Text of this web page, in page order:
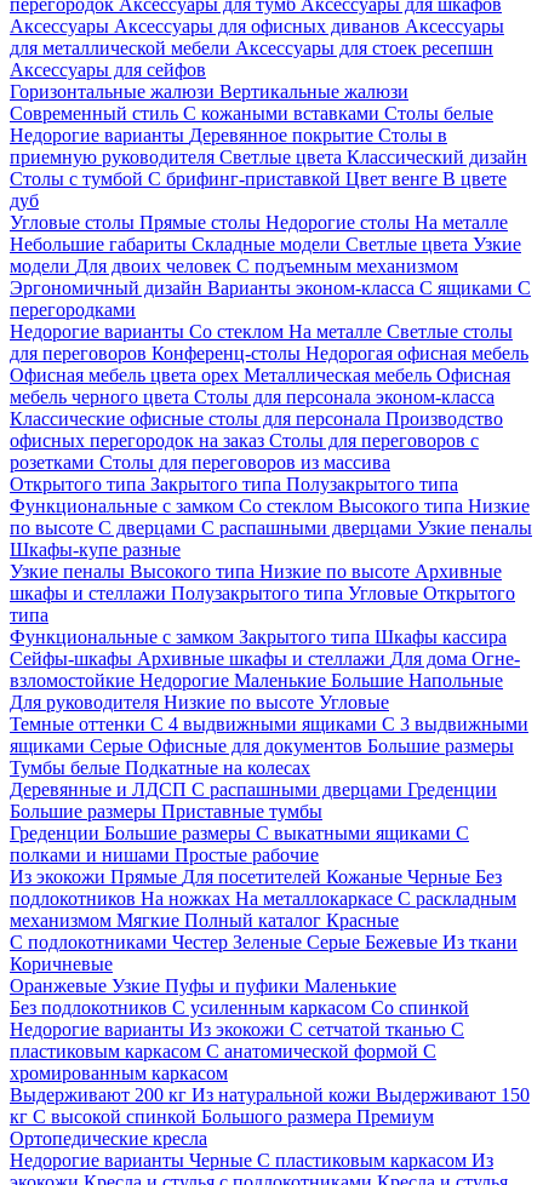
перегородок Аксессуары для тумб Аксессуары для шкафов
Аксессуары Аксессуары для офисных диванов Аксессуары
для металлической мебели Аксессуары для стоек ресепшн
Аксессуары для сейфов
Горизонтальные жалюзи Вертикальные жалюзи
Современный стиль С кожаными вставками Столы белые
Недорогие варианты Деревянное покрытие Столы в
приемную руководителя Светлые цвета Классический дизайн
Столы с тумбой С брифинг-приставкой Цвет венге В цвете
дуб
Угловые столы Прямые столы Недорогие столы На металле
Небольшие габариты Складные модели Светлые цвета Узкие
модели Для двоих человек С подъемным механизмом
Эргономичный дизайн Варианты эконом-класса С ящиками С
перегородками
Недорогие варианты Со стеклом На металле Светлые столы
для переговоров Конференц-столы Недорогая офисная мебель
Офисная мебель цвета орех Металлическая мебель Офисная
мебель черного цвета Столы для персонала эконом-класса
Классические офисные столы для персонала Производство
офисных перегородок на заказ Столы для переговоров с
розетками Столы для переговоров из массива
Открытого типа Закрытого типа Полузакрытого типа
Функциональные с замком Со стеклом Высокого типа Низкие
по высоте С дверцами С распашными дверцами Узкие пеналы
Шкафы-купе разные
Узкие пеналы Высокого типа Низкие по высоте Архивные
шкафы и стеллажи Полузакрытого типа Угловые Открытого
типа
Функциональные с замком Закрытого типа Шкафы кассира
Сейфы-шкафы Архивные шкафы и стеллажи Для дома Огне-
взломостойкие Недорогие Маленькие Большие Напольные
Для руководителя Низкие по высоте Угловые
Темные оттенки С 4 выдвижными ящиками С 3 выдвижными
ящиками Серые Офисные для документов Большие размеры
Тумбы белые Подкатные на колесах
Деревянные и ЛДСП С распашными дверцами Греденции
Большие размеры Приставные тумбы
Греденции Большие размеры С выкатными ящиками С
полками и нишами Простые рабочие
Из экокожи Прямые Для посетителей Кожаные Черные Без
подлокотников На ножках На металлокаркасе С раскладным
механизмом Мягкие Полный каталог Красные
С подлокотниками Честер Зеленые Серые Бежевые Из ткани
Коричневые
Оранжевые Узкие Пуфы и пуфики Маленькие
Без подлокотников С усиленным каркасом Со спинкой
Недорогие варианты Из экокожи С сетчатой тканью С
пластиковым каркасом С анатомической формой С
хромированным каркасом
Выдерживают 200 кг Из натуральной кожи Выдерживают 150
кг С высокой спинкой Большого размера Премиум
Ортопедические кресла
Недорогие варианты Черные С пластиковым каркасом Из